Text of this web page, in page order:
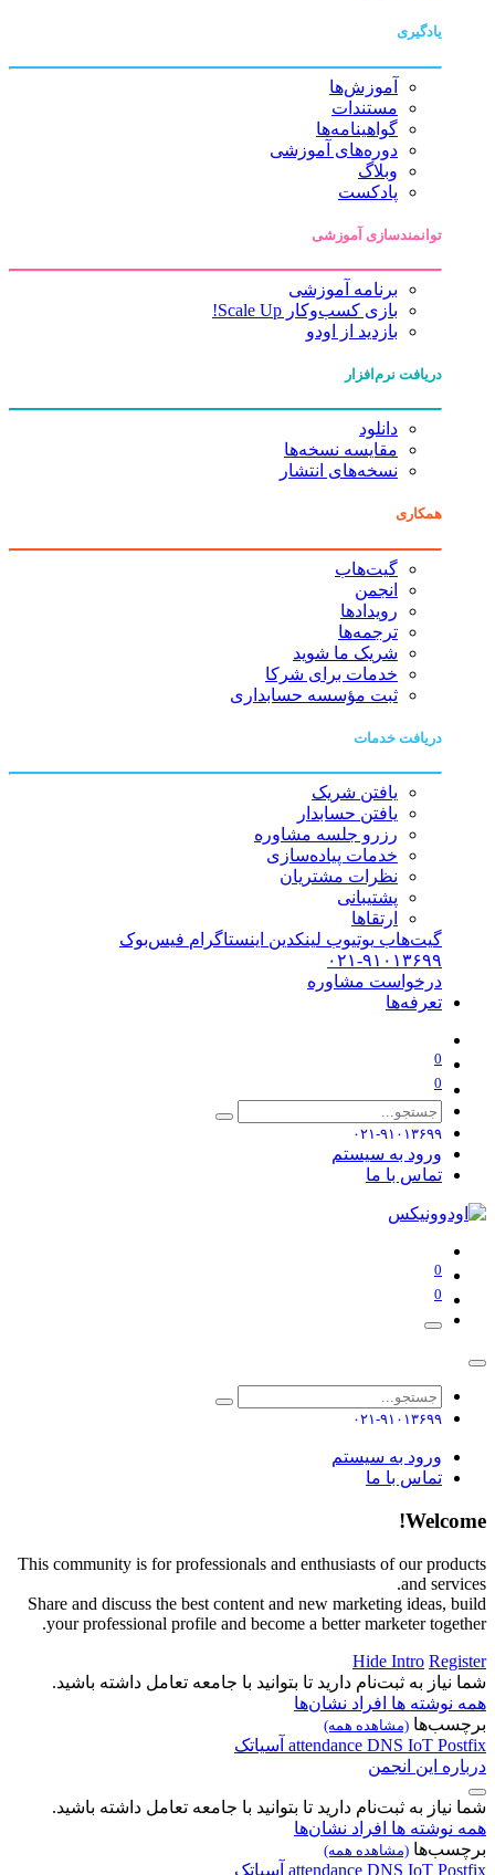
یادگیری
آموزش‌ها
مستندات
گواهینامه‌ها
دوره‌های آموزشی
وبلاگ
پادکست
توانمندسازی آموزشی
برنامه آموزشی
بازی کسب‌وکار Scale Up!
بازدید از اودو
دریافت نرم‌افزار
دانلود
مقایسه نسخه‌ها
نسخه‌های انتشار
همکاری
گیت‌هاب
انجمن
رویدادها
ترجمه‌ها
شریک ما شوید
خدمات برای شرکا
ثبت مؤسسه حسابداری
دریافت خدمات
یافتن شریک
یافتن حسابدار
رزرو جلسه مشاوره
خدمات پیاده‌سازی
نظرات مشتریان
پشتیبانی
ارتقاها
گیت‌هاب یوتیوب لینکدین اینستاگرام فیس‌بوک
۰۲۱-۹۱۰۱۳۶۹۹
درخواست مشاوره
تعرفه‌ها
0
0
۰۲۱-۹۱۰۱۳۶۹۹
ورود به سیستم
تماس با ما
0
0
۰۲۱-۹۱۰۱۳۶۹۹
ورود به سیستم
تماس با ما
Welcome!
This community is for professionals and enthusiasts of our products
and services.
Share and discuss the best content and new marketing ideas, build
your professional profile and become a better marketer together.
Hide Intro Register
شما نیاز به ثبت‌نام دارید تا بتوانید با جامعه تعامل داشته باشید.
همه نوشته ها افراد نشان‌ها
برچسب‌ها (مشاهده همه)
attendance DNS IoT Postfix
آسیاتک
درباره این انجمن
شما نیاز به ثبت‌نام دارید تا بتوانید با جامعه تعامل داشته باشید.
همه نوشته ها افراد نشان‌ها
برچسب‌ها (مشاهده همه)
attendance DNS IoT Postfix آسیاتک